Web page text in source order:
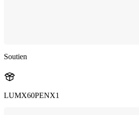
Soutien
LUMX60PENX1